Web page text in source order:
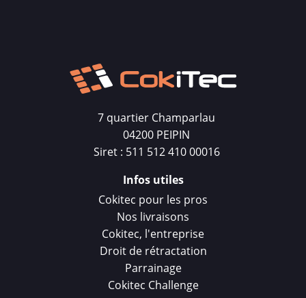
7 quartier Champarlau
04200 PEIPIN
Siret : 511 512 410 00016
Infos utiles
Cokitec pour les pros
Nos livraisons
Cokitec, l'entreprise
Droit de rétractation
Parrainage
Cokitec Challenge